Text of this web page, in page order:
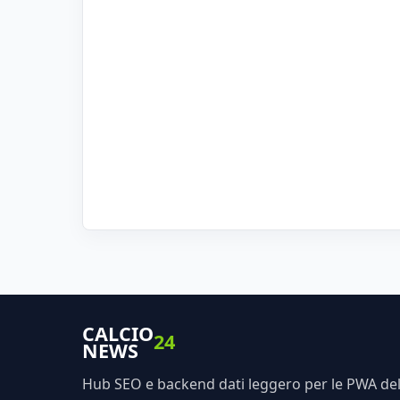
CALCIO
NEWS 24
Hub SEO e backend dati leggero per le PWA